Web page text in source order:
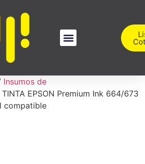
Insumos de
EPSON Premium Ink 664/673
compatible